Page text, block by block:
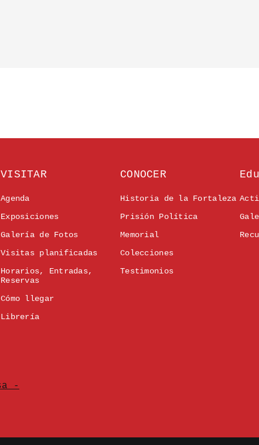
VISITAR
Agenda
Exposiciones
Galería de Fotos
Visitas planificadas
Horarios, Entradas,
Reservas
Cómo llegar
Librería
CONOCER
Historia de la Fortaleza
Prisión Política
Memorial
Colecciones
Testimonios